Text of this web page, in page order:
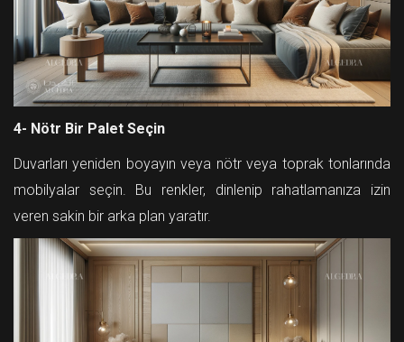
4- Nötr Bir Palet Seçin
Duvarları yeniden boyayın veya nötr veya toprak tonlarında
mobilyalar seçin. Bu renkler, dinlenip rahatlamanıza izin
veren sakin bir arka plan yaratır.